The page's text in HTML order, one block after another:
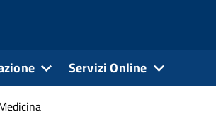
Servizi Online